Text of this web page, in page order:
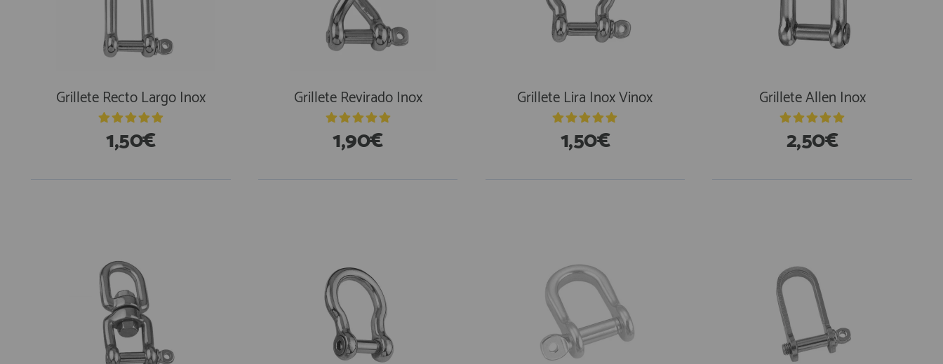
AFILIADOS
910 60 71 03
HORARIO de TIENDA:
Grillete Recto Largo Inox
1,50€
Grillete Revirado Inox
1,90€
Grillete Lira Inox Vinox
1,50€
Grillete Allen Inox
2,50€